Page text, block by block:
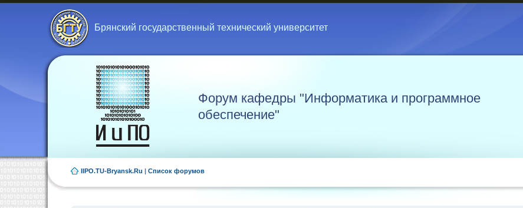
Брянский государственный технический университет
Форум кафедры "Информатика и программное
обеспечение"
IIPO.TU-Bryansk.Ru | Список форумов